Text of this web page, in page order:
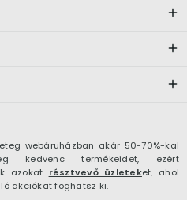
webáruházban akár 50-70%-kal
kedvenc termékeidet, ezért
azokat résztvevő üzleteket, ahol
akciókat foghatsz ki.